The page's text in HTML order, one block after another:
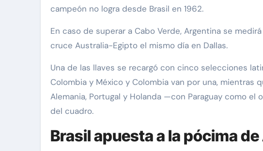
campeón no logra desde Brasil en 1962.
En caso de superar a Cabo Verde, Argentina se
cruce Australia-Egipto el mismo día en Dallas.
Una de las llaves se recargó con cinco selecciones
Colombia y México y Colombia van por una, mientras
Alemania, Portugal y Holanda —con Paraguay como
del cuadro.
Brasil apuesta a la pócima